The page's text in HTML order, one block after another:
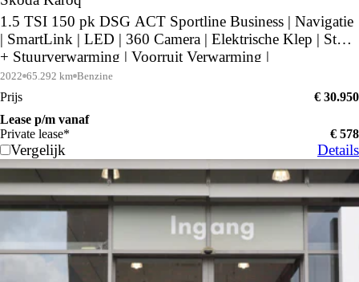
1.5 TSI 150 pk DSG ACT Sportline Business | Navigatie
| SmartLink | LED | 360 Camera | Elektrische Klep | Stoel
+ Stuurverwarming | Voorruit Verwarming |
2022 65.292 km Benzine
Prijs
€ 30.950
Lease p/m vanaf
Private lease*
€ 578
Vergelijk Details